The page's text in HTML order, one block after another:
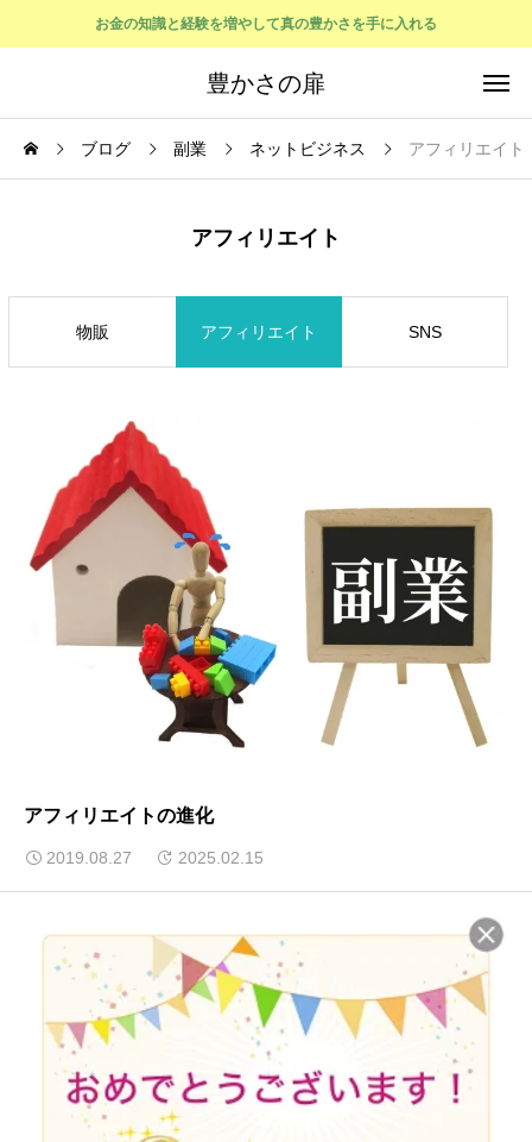
お金の知識と経験を増やして真の豊かさを手に入れる
豊かさの扉
ブログ 副業 ネットビジネス アフィリエイト
アフィリエイト
物販 アフィリエイト SNS
アフィリエイトの進化
2019.08.27 2025.02.15